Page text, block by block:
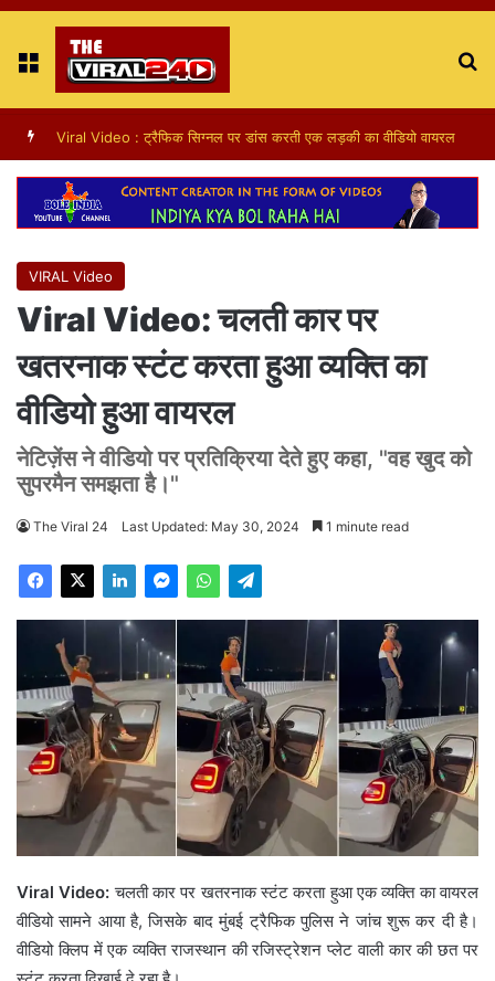
Menu
Viral Video: Elephant makes surprise visit to a shop in Guwahati for sweets
VIRAL Video
Viral Video: चलती कार पर
खतरनाक स्टंट करता हुआ व्यक्ति का
वीडियो हुआ वायरल
नेटिज़ेंस ने वीडियो पर प्रतिक्रिया देते हुए कहा, "वह खुद को
सुपरमैन समझता है।"
The Viral 24 Last Updated: May 30, 2024 1 minute read
Viral Video: चलती कार पर खतरनाक स्टंट करता हुआ एक व्यक्ति का वायरल
वीडियो सामने आया है, जिसके बाद मुंबई ट्रैफिक पुलिस ने जांच शुरू कर दी है।
वीडियो क्लिप में एक व्यक्ति राजस्थान की रजिस्ट्रेशन प्लेट वाली कार की छत पर